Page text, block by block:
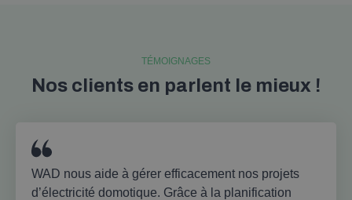
TÉMOIGNAGES
Nos clients en parlent le mieux !
WAD nous aide à gérer efficacement nos projets
d’électricité domotique. Grâce à la planification